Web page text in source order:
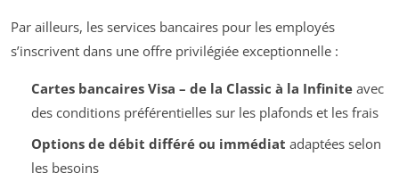
Par ailleurs, les services bancaires pour les employés
s’inscrivent dans une offre privilégiée exceptionnelle :
Cartes bancaires Visa – de la Classic à la Infiniteavec
des conditions préférentielles sur les plafonds et les frais
Options de débit différé ou immédiat adaptées selon
les besoins